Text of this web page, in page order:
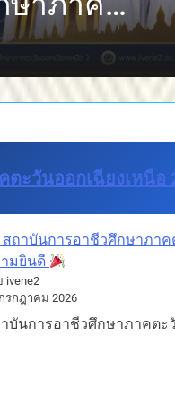
ะวันออกเฉียงเหนือ
สถาบันการอาชีวศึกษาภาค
มยินดี
ivene2
รกฎาคม 2026
บันการอาชีวศึกษาภาคตะ